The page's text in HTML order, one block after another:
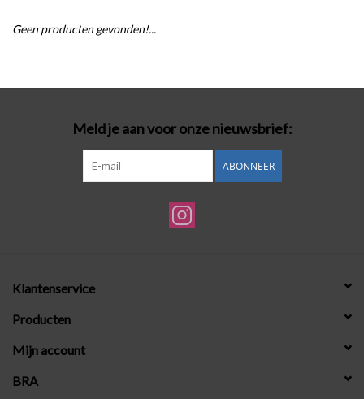
Homewear
Geen producten gevonden!...
Meld je aan voor onze nieuwsbrief:
ABONNEER
Klantenservice
Producten
Mijn account
BRA